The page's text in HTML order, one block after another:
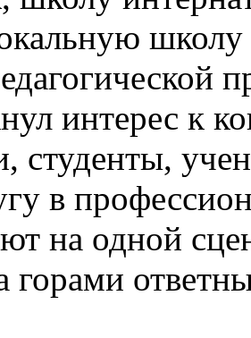
интерес к
студенты,
в
на одной
горами